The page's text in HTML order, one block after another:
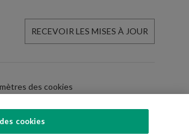
RECEVOIR LES MISES À JOUR
des cookies
cookies